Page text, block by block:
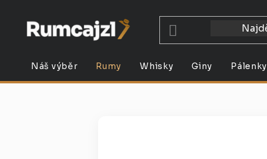
Náš výběr Rumy Whisky Giny Pálenky